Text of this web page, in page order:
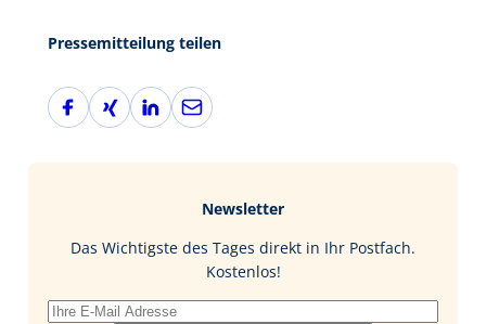
Pressemitteilung teilen
F
a
X
i
L
i
I
E
-
Newsletter
Das Wichtigste des Tages direkt in Ihr Postfach.
Kostenlos!